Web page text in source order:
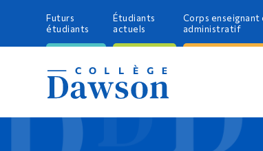
Futurs
étudiants
Étudiants
actuels
Corps
administratif